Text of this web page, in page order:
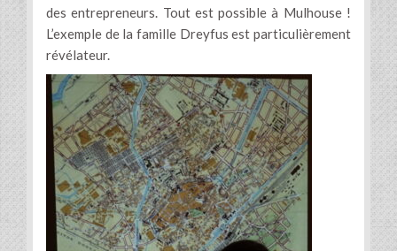
des entrepreneurs. Tout est possible à Mulhouse !
L’exemple de la famille Dreyfus est particulièrement
révélateur.